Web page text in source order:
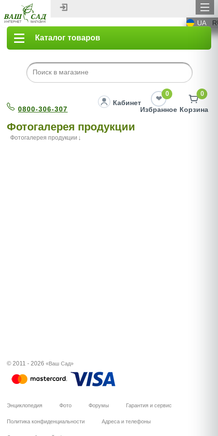
UA
Каталог товаров
0800-306-307
Кабинет
0
Избранное
0
Корзина
Фотогалерея продукции
Фотогалерея продукции
© 2011 - 2026 «Ваш Сад»
Энциклопедия Фото Форумы Гарантия и сервис
Политика конфиденциальности Адреса и телефоны